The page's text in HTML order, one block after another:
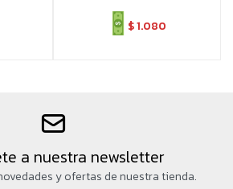
$1.080
a nuestra newsletter
y ofertas de nuestra tienda.